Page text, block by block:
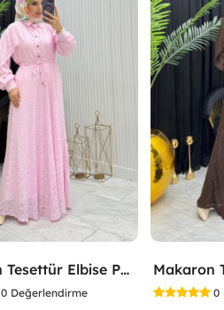
Makaron Tesettür Elbise Pembe Pembe
0 Değerlendirme 0